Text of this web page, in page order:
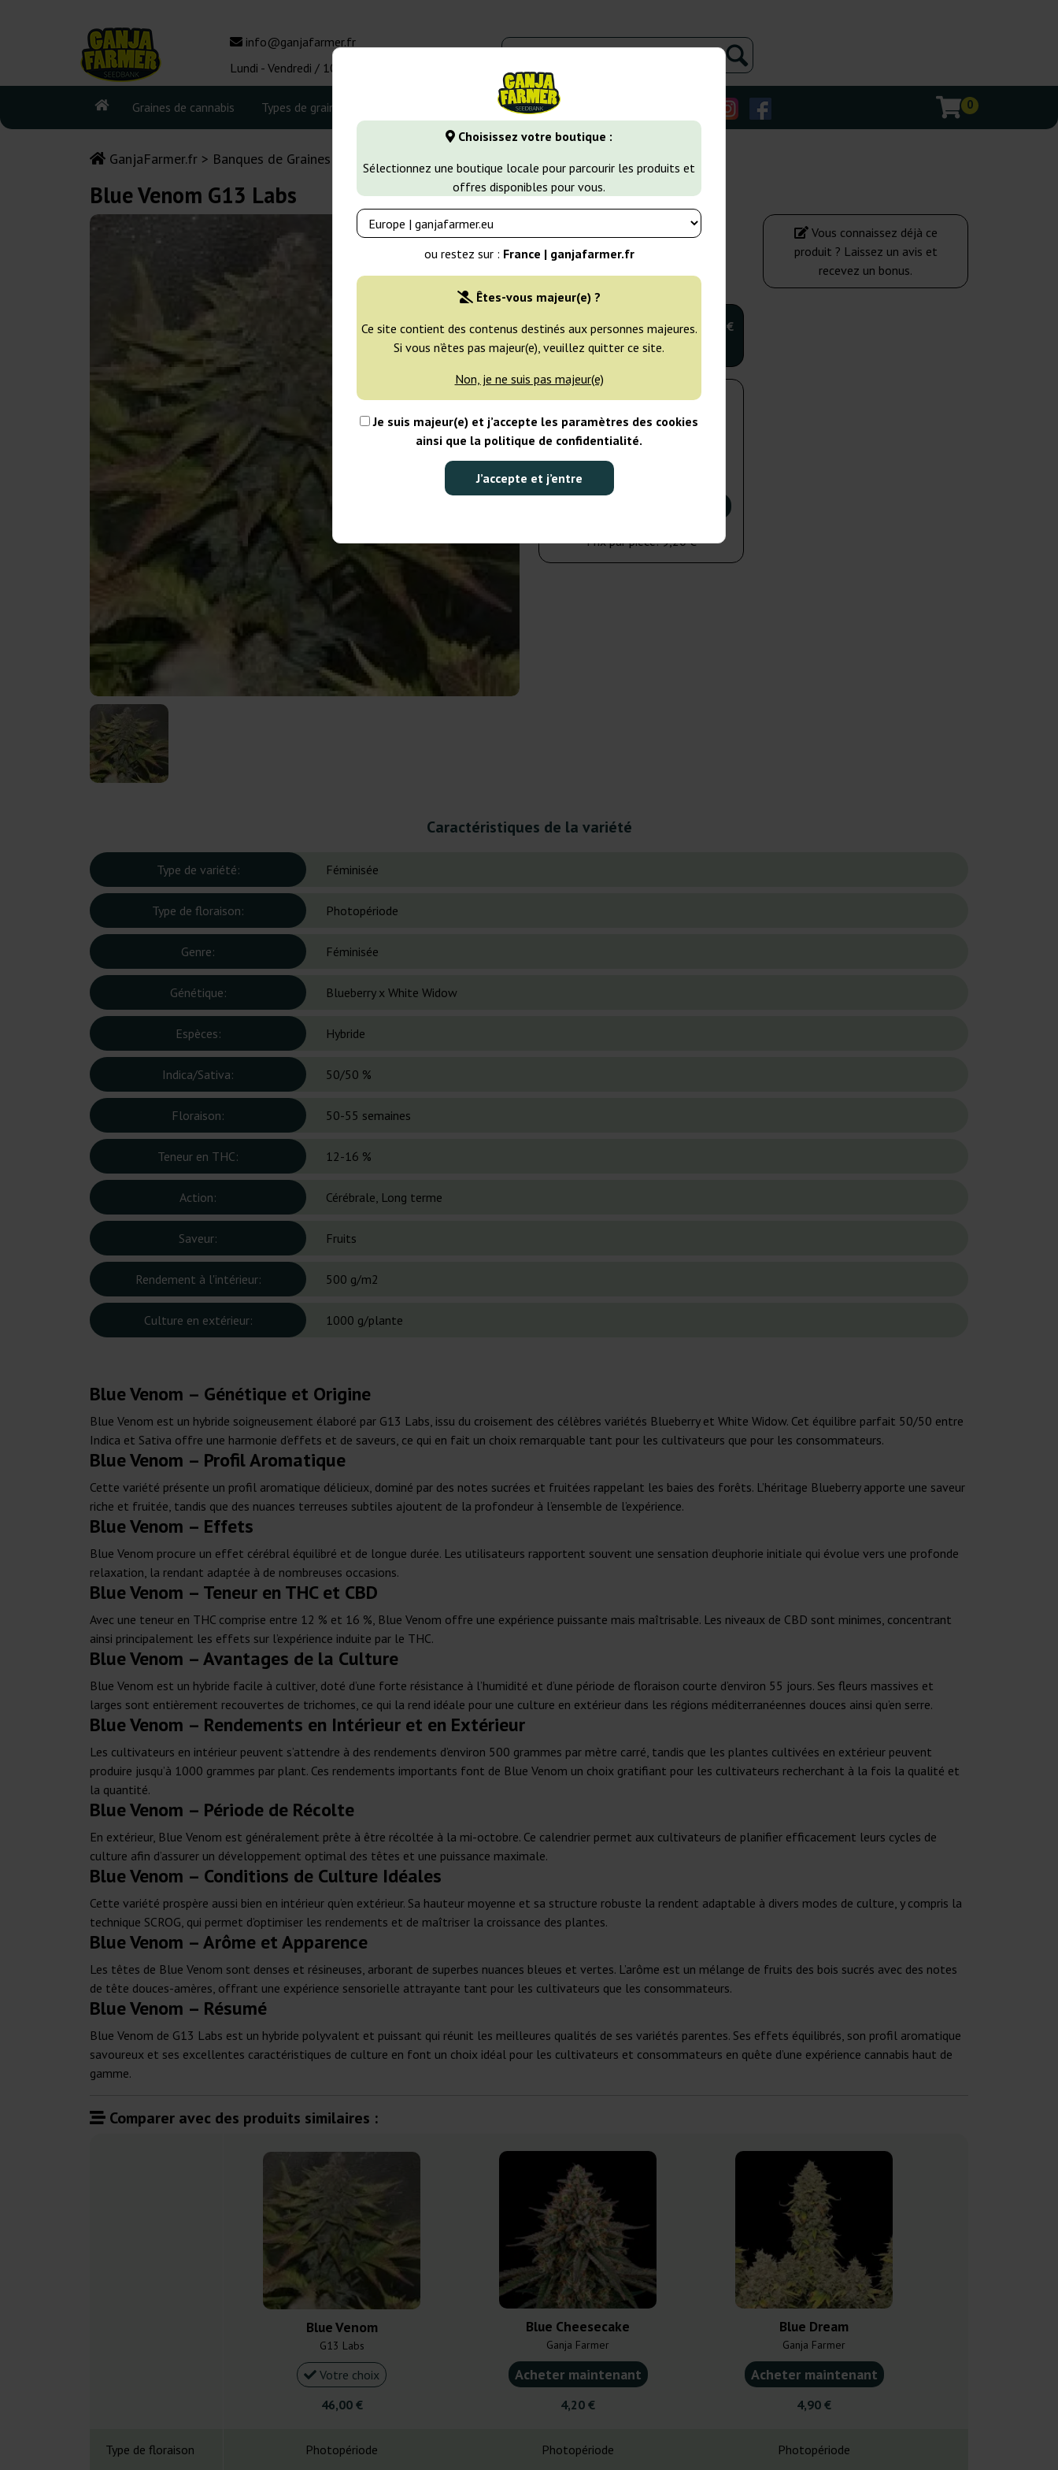
Choisissez votre boutique :
Sélectionnez une boutique locale pour parcourir les produits et
offres disponibles pour vous.
ou restez sur : France | ganjafarmer.fr
Êtes-vous majeur(e) ?
Ce site contient des contenus destinés aux personnes majeures.
Si vous n’êtes pas majeur(e), veuillez quitter ce site.
Non, je ne suis pas majeur(e)
Je suis majeur(e) et j’accepte les paramètres des cookies
ainsi que la politique de confidentialité.
J’accepte et j’entre
info@ganjafarmer.fr
Lundi - Vendredi / 10:00 - 16:00
Graines de cannabis Types de graines Variétés de cannabis 0
GanjaFarmer.fr Banques de Graines de Cannabis
Blue Venom G13 Labs
G13 Labs
5 graines
EXPÉD. 3-7 JOURS
46,00 €
5 graines
46,00 €
Nombre de paquets :
Prix par pièce:9,20 €
Vous connaissez déjà ce
produit ? Laissez un avis et
recevez un bonus.
Caractéristiques de la variété
Type de variété: Féminisée
Type de floraison: Photopériode
Genre: Féminisée
Génétique: Blueberry x White Widow
Espèces: Hybride
Indica/Sativa: 50/50 %
Floraison: 50-55 semaines
Teneur en THC: 12-16 %
Action: Cérébrale, Long terme
Saveur: Fruits
Rendement à l'intérieur: 500 g/m2
Culture en extérieur: 1000 g/plante
Blue Venom – Génétique et Origine
Blue Venom est un hybride soigneusement élaboré par G13 Labs, issu du croisement des célèbres variétés Blueberry et White Widow. Cet équilibre parfait 50/50 entre
Indica et Sativa offre une harmonie d’effets et de saveurs, ce qui en fait un choix remarquable tant pour les cultivateurs que pour les consommateurs.
Blue Venom – Profil Aromatique
Cette variété présente un profil aromatique délicieux, dominé par des notes sucrées et fruitées rappelant les baies des forêts. L’héritage Blueberry apporte une saveur
riche et fruitée, tandis que des nuances terreuses subtiles ajoutent de la profondeur à l’ensemble de l’expérience.
Blue Venom – Effets
Blue Venom procure un effet cérébral équilibré et de longue durée. Les utilisateurs rapportent souvent une sensation d’euphorie initiale qui évolue vers une profonde
relaxation, la rendant adaptée à de nombreuses occasions.
Blue Venom – Teneur en THC et CBD
Avec une teneur en THC comprise entre 12 % et 16 %, Blue Venom offre une expérience puissante mais maîtrisable. Les niveaux de CBD sont minimes, concentrant
ainsi principalement les effets sur l’expérience induite par le THC.
Blue Venom – Avantages de la Culture
Blue Venom est un hybride facile à cultiver, doté d’une forte résistance à l’humidité et d’une période de floraison courte d’environ 55 jours. Ses fleurs massives et
larges sont entièrement recouvertes de trichomes, ce qui la rend idéale pour une culture en extérieur dans les régions méditerranéennes douces ainsi qu’en serre.
Blue Venom – Rendements en Intérieur et en Extérieur
Les cultivateurs en intérieur peuvent s’attendre à des rendements d’environ 500 grammes par mètre carré, tandis que les plantes cultivées en extérieur peuvent
produire jusqu’à 1000 grammes par plant. Ces rendements importants font de Blue Venom un choix gratifiant pour les cultivateurs recherchant à la fois la qualité et
la quantité.
Blue Venom – Période de Récolte
En extérieur, Blue Venom est généralement prête à être récoltée à la mi-octobre. Ce calendrier permet aux cultivateurs de planifier efficacement leurs cycles de
culture afin d’assurer un développement optimal des têtes et une puissance maximale.
Blue Venom – Conditions de Culture Idéales
Cette variété prospère aussi bien en intérieur qu’en extérieur. Sa hauteur moyenne et sa structure robuste la rendent adaptable à divers modes de culture, y compris la
technique SCROG, qui permet d’optimiser les rendements et de maîtriser la croissance des plantes.
Blue Venom – Arôme et Apparence
Les têtes de Blue Venom sont denses et résineuses, arborant de superbes nuances bleues et vertes. L’arôme est un mélange de fruits des bois sucrés avec des notes
de tête douces-amères, offrant une expérience sensorielle attrayante tant pour les cultivateurs que les consommateurs.
Blue Venom – Résumé
Blue Venom de G13 Labs est un hybride polyvalent et puissant qui réunit les meilleures qualités de ses variétés parentes. Ses effets équilibrés, son profil aromatique
savoureux et ses excellentes caractéristiques de culture en font un choix idéal pour les cultivateurs et consommateurs en quête d’une expérience cannabis haut de
gamme.
Comparer avec des produits similaires :
Blue Venom
G13 Labs
Votre choix
46,00 €
Blue Cheesecake
Ganja Farmer
Acheter maintenant
4,20 €
Blue Dream
Ganja Farmer
Acheter maintenant
4,90 €
Type de floraison Photopériode Photopériode Photopériode